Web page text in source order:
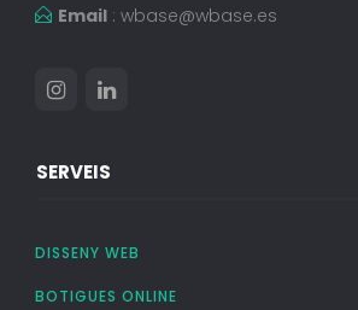
Email: wbase@wbase.es
SERVEIS
DISSENY WEB
BOTIGUES ONLINE